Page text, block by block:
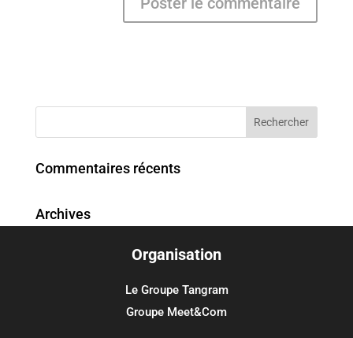
Commentaires récents
Archives
Organisation
Le Groupe Tangram
Groupe Meet&Com